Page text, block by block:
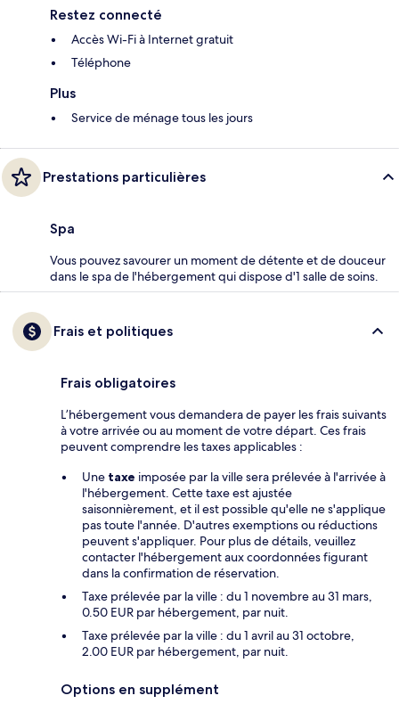
Restez connecté
Accès Wi-Fi à Internet gratuit
Téléphone
Plus
Service de ménage tous les jours
Prestations particulières
Spa
Vous pouvez savourer un moment de détente et de douceur
dans le spa de l'hébergement qui dispose d'1 salle de soins.
Frais et politiques
Frais obligatoires
L’hébergement vous demandera de payer les frais suivants
à votre arrivée ou au moment de votre départ. Ces frais
peuvent comprendre les taxes applicables :
Une taxe imposée par la ville sera prélevée à l'arrivée à
l'hébergement. Cette taxe est ajustée
saisonnièrement, et il est possible qu'elle ne s'applique
pas toute l'année. D'autres exemptions ou réductions
peuvent s'appliquer. Pour plus de détails, veuillez
contacter l'hébergement aux coordonnées figurant
dans la confirmation de réservation.
Taxe prélevée par la ville : du 1 novembre au 31 mars,
0.50 EUR par hébergement, par nuit.
Taxe prélevée par la ville : du 1 avril au 31 octobre,
2.00 EUR par hébergement, par nuit.
Options en supplément